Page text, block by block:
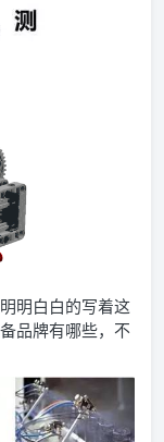
明白白的写着这
品牌有哪些，不